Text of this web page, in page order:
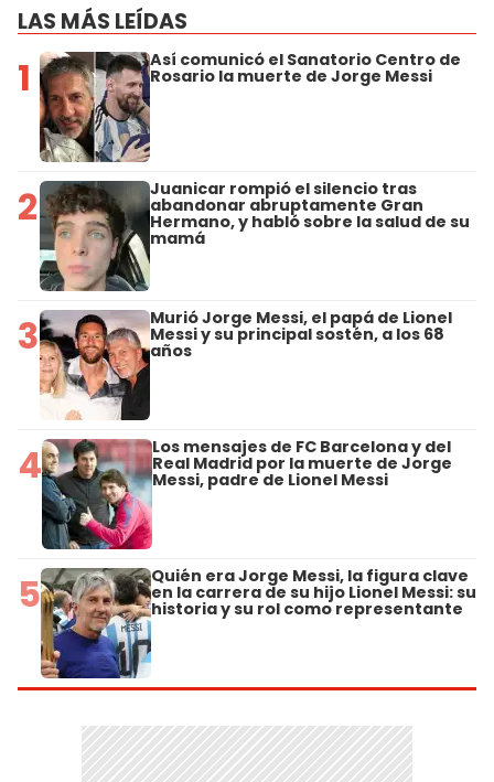
LAS MÁS LEÍDAS
1 Así comunicó el Sanatorio Centro de
Rosario la muerte de Jorge Messi
2 Juanicar rompió el silencio tras
abandonar abruptamente Gran
Hermano, y habló sobre la salud de su
mamá
3 Murió Jorge Messi, el papá de Lionel
Messi y su principal sostén, a los 68
años
4 Los mensajes de FC Barcelona y del
Real Madrid por la muerte de Jorge
Messi, padre de Lionel Messi
5 Quién era Jorge Messi, la figura clave
en la carrera de su hijo Lionel Messi: su
historia y su rol como representante